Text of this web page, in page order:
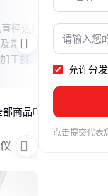
径选择
常见问
工挑
本文
点，包
验评估
部商品
允许分
点击提交代表